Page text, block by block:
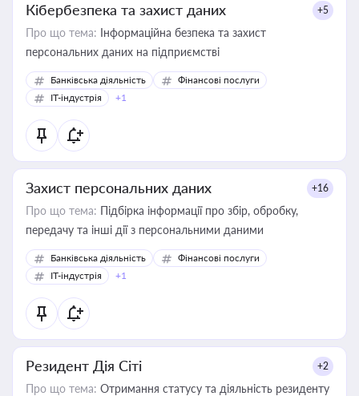
Кібербезпека та захист даних +5
Про що тема: Інформаційна безпека та захист
персональних даних на підприємстві
Банківська діяльність
Фінансові послуги
IT-індустрія
+1
Захист персональних даних +16
Про що тема: Підбірка інформації про збір, обробку,
передачу та інші дії з персональними даними
Банківська діяльність
Фінансові послуги
IT-індустрія
+1
Резидент Дія Сіті +2
Про що тема: Отримання статусу та діяльність резиденту